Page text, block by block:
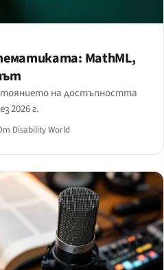
MathML,
на достъпността
2026 г.
Disability World